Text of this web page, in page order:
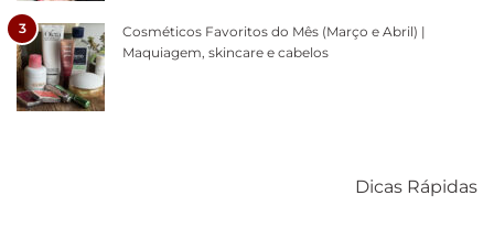
3
Cosméticos Favoritos do Mês (Março e Abril) |
Maquiagem, skincare e cabelos
Dicas Rápidas
diários
cabelos